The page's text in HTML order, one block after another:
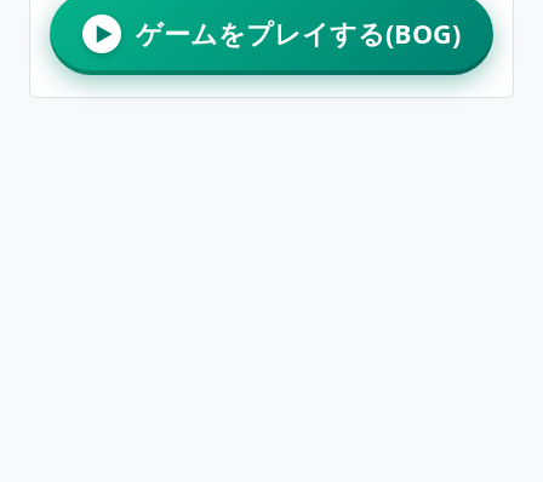
▶ ゲームをプレイする(BOG)